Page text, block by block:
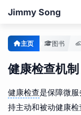
Jimmy Song
主页 图书
健康检查机制
健康检查是保障微
持主动和被动健康